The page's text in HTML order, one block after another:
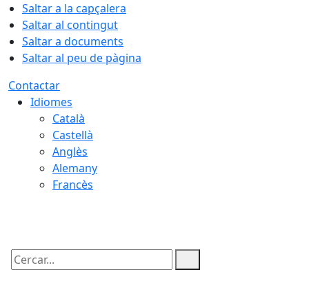
Saltar a la capçalera
Saltar al contingut
Saltar a documents
Saltar al peu de pàgina
Contactar
Idiomes
Català
Castellà
Anglès
Alemany
Francès
Cercar: